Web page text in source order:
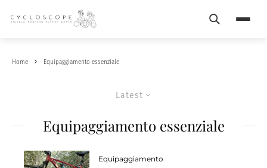
Search
Home Equipaggiamento essenziale
Latest
Equipaggiamento essenziale
Equipaggiamento